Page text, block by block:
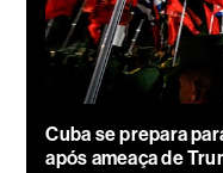
Cuba se prepara
após ameaça de